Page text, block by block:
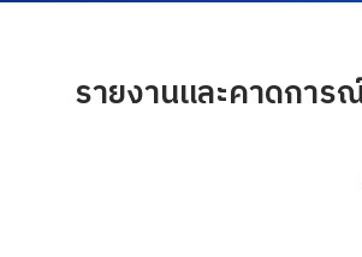
รายงานและคาดกา